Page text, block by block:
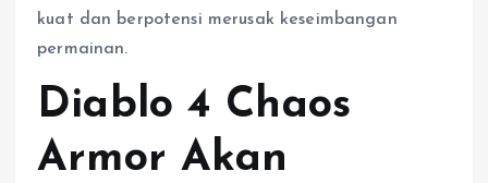
kuat dan berpotensi merusak keseimbangan
permainan.
Diablo 4 Chaos
Armor Akan